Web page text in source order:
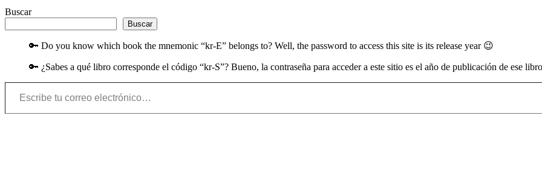
Buscar
Buscar
🔑 Do you know which book the mnemonic “kr-E” belongs to? Well, the password to access this site is its release year 😉
🔑 ¿Sabes a qué libro corresponde el código “kr-S”? Bueno, la contraseña para acceder a este sitio es el año de publicación de ese
Escribe tu correo electrónico…